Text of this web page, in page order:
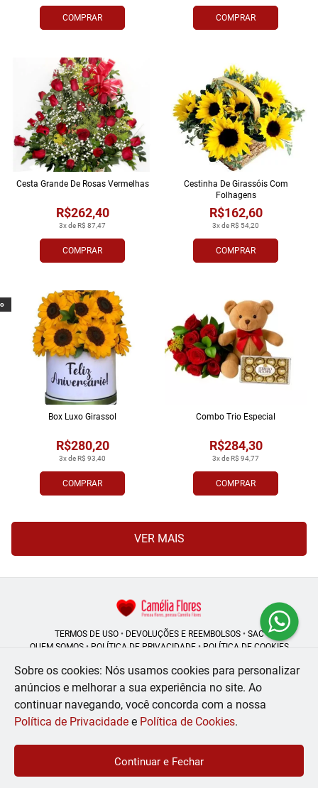
COMPRAR COMPRAR
COMPRAR
3x de R$ 87,47
R$262,40
Cesta Grande De Rosas Vermelhas
COMPRAR
3x de R$ 54,20
R$162,60
Cestinha De Girassóis Com
Folhagens
COMPRAR
3x de R$ 93,40
R$280,20
Box Luxo Girassol
COMPRAR
3x de R$ 94,77
R$284,30
Combo Trio Especial
VER MAIS
TERMOS DE USO• DEVOLUÇÕES E REEMBOLSOS• SAC
QUEM SOMOS• POLÍTICA DE PRIVACIDADE• POLÍTICA DE COOKIES
Camélia Flores | CNPJ: 08.250.956/0001-53
Rua do Rosário - 164, Centro - Rio de Janeiro - RJ - 20041-002
© 2024-2026 - Todos os direitos reservados - Desenvolvido por
Sobre os cookies: Nós usamos cookies para personalizar
anúncios e melhorar a sua experiência no site. Ao
continuar navegando, você concorda com a nossa
Política de Privacidade e Política de Cookies.
Continuar e Fechar